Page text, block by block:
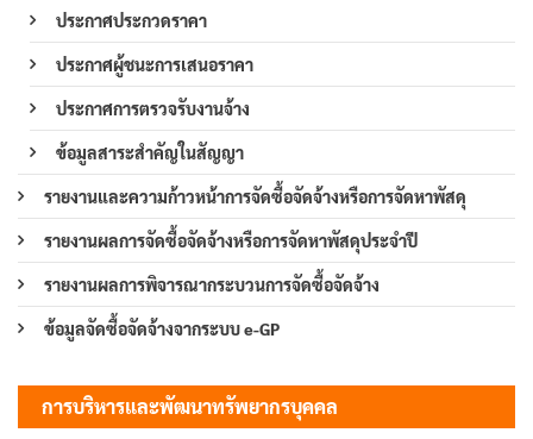
ประกาศประกวดราคา
ประกาศผู้ชนะการเสนอราคา
ประกาศการตรวจรับงานจ้าง
ข้อมูลสาระสำคัญในสัญญา
รายงานและความก้าวหน้าการจัดซื้อจัดจ้างหรือการจัดหาพัสดุ
รายงานผลการจัดซื้อจัดจ้างหรือการจัดหาพัสดุประจำปี
รายงานผลการพิจารณากระบวนการจัดซื้อจัดจ้าง
ข้อมูลจัดซื้อจัดจ้างจากระบบ e-GP
การบริหารและพัฒนาทรัพยากรบุคคล